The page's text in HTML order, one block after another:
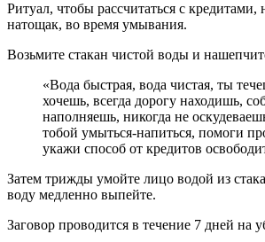
Ритуал, чтобы рассчитаться с
натощак, во время умывания.
Возьмите стакан чистой воды и
«Вода быстрая, вода чистая, ты
хочешь, всегда дорогу находишь,
наполняешь, никогда не
тобой умыться-напиться, помоги
укажи способ от кредитов
Затем трижды умойте лицо водой из
воду медленно выпейте.
Заговор проводится в течение 7 дней